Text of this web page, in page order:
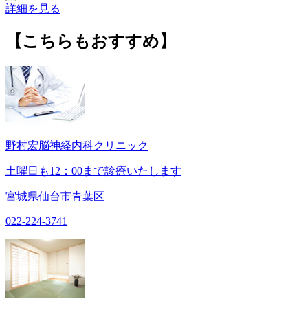
詳細を見る
【こちらもおすすめ】
野村宏脳神経内科クリニック
土曜日も12：00まで診療いたします
宮城県仙台市青葉区
022-224-3741